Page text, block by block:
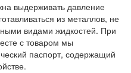
выдерживать давление
из металлов, не
видами жидкостей. При
с товаром мы
паспорт, содержащий